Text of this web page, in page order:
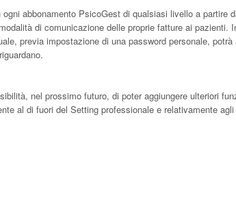
abbonamento PsicoGest di qualsiasi livello a partire
di comunicazione delle proprie fatture ai pazienti.
previa impostazione di una password personale, potrà
nel prossimo futuro, di poter aggiungere ulteriori
al di fuori del Setting professionale e relativamente